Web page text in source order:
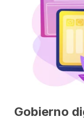
Gobierno